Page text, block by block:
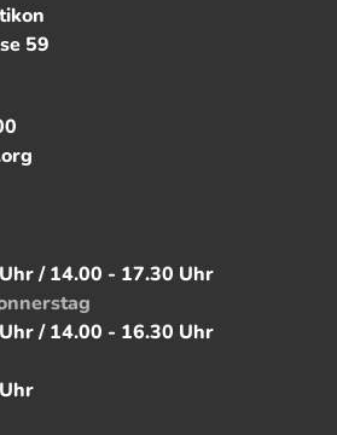
59
/ 14.00 - 17.30 Uhr
/ 14.00 - 16.30 Uhr